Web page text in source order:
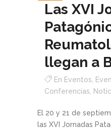
Las XVI
llegan a
En Eventos
Conferencias
El 20 y 21 de
las XVI Jornadas